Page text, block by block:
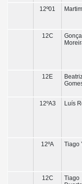
12º01
12C
12E
12ºA3 Luís
12ºA Tiago
12C
Tiago